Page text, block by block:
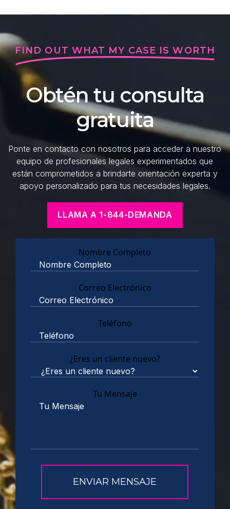
FIND OUT WHAT MY CASE IS WORTH
Obtén tu consulta
gratuita
Ponte en contacto con nosotros para acceder a nuestro
equipo de profesionales legales experimentados que
están comprometidos a brindarte orientación experta y
apoyo personalizado para tus necesidades legales.
LLAMA A 1-844-DEMANDA
Nombre Completo
Correo Electrónico
Teléfono
¿Eres un cliente nuevo?
Tu Mensaje